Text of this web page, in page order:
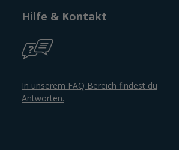
Hilfe & Kontakt
In unserem FAQ Bereich findest du
Antworten.